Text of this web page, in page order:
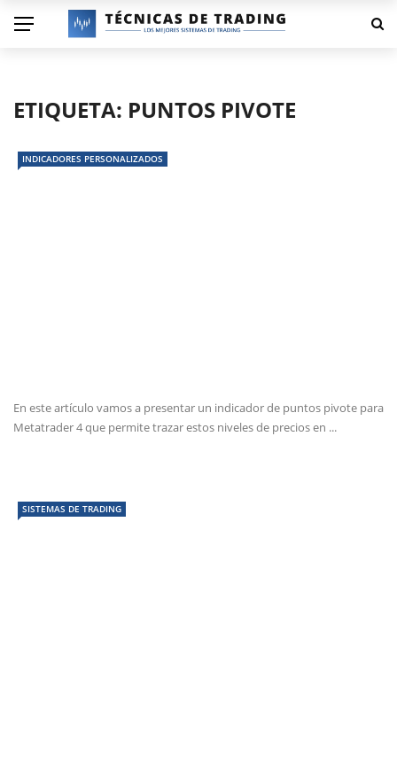
ETIQUETA: PUNTOS PIVOTE
INDICADORES PERSONALIZADOS
En este artículo vamos a presentar un indicador de puntos pivote para
Metatrader 4 que permite trazar estos niveles de precios en ...
SISTEMAS DE TRADING